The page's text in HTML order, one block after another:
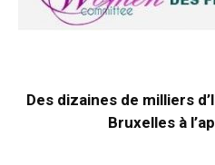
Des dizaines de milliers
Bruxelles à